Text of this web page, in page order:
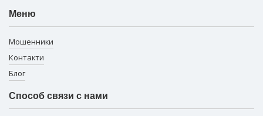
Меню
Мошенники
Контакти
Блог
Способ связи с нами